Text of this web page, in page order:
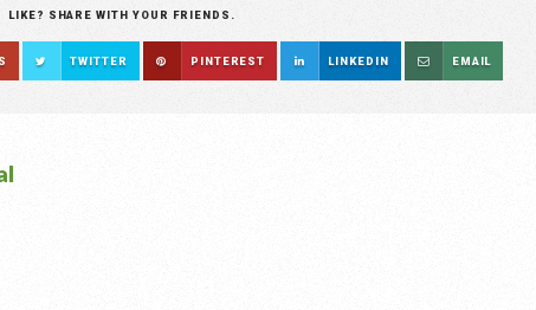
LIKE? SHARE WITH YOUR FRIENDS.
TWITTER PINTEREST LINKEDIN EMAIL